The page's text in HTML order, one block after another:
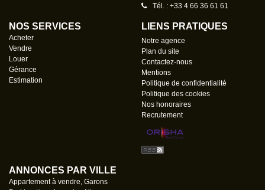
Tél. : +33 4 66 36 61 61
NOS SERVICES
Acheter
Vendre
Louer
Gérance
Estimation
LIENS PRATIQUES
Notre agence
Plan du site
Contactez-nous
Mentions
Politique de confidentialité
Politique des cookies
Nos honoraires
Recrutement
ANNONCES PAR VILLE
Appartement à vendre, Garons